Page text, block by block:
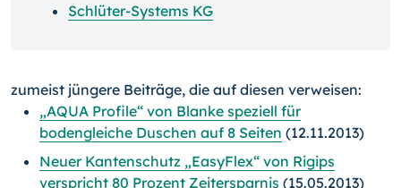
Schlüter-Systems KG
zumeist jüngere Beiträge, die auf diesen verweisen:
„AQUA Profile“ von Blanke speziell für
bodengleiche Duschen auf 8 Seiten (12.11.2013)
Neuer Kantenschutz „EasyFlex“ von Rigips
verspricht 80 Prozent Zeitersparnis (15.05.2013)